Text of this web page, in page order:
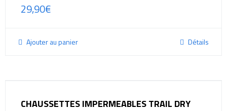
29,90€
Ajouter au panier Détails
CHAUSSETTES IMPERMEABLES TRAIL DRY